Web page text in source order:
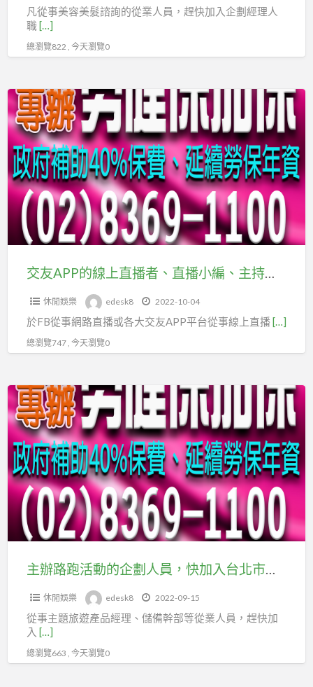
及
新
北
市
企
劃
經
理
凡從事美容美髮諮詢的從業人員，趕快加入企劃經理人
職[…]
總瀏覽822 , 今天瀏覽0
交
友
APP
的
線
上
直
播
者、
編、
直
播
主
及
網
紅，
快
北
交友APP的線上直播者、直播小編、主持人、直播主及網紅，快加入台北市及新北市企劃經理人職業工會
休閒娛樂 edesk8 2022-10-04
於FB從事網路直播或各大交友APP平台從事線上直播 […]
總瀏覽747 , 今天瀏覽0
主
辦
路
跑
活
動
的
企
劃
主辦路跑活動的企劃人員，快加入台北市及新北市企劃經理人職業工會
休閒娛樂 edesk8 2022-09-15
從事主題旅遊產品經理、儲備幹部等從業人員，趕快加
入 […]
總瀏覽663 , 今天瀏覽0